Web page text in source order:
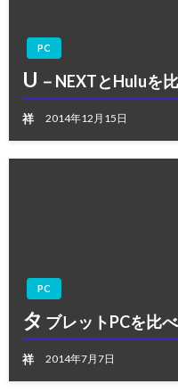
PC
U －NEXTとHuluを
祥 2014年12月15日
PC
タ ブレットPCを比
祥 2014年7月7日